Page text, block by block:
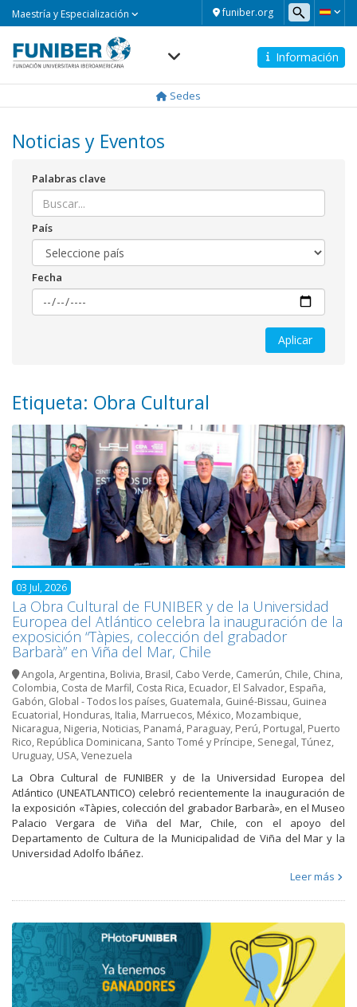
funiber.org
Maestría y Especialización
Información
Sedes
Noticias y Eventos
Palabras clave
País
Fecha
Etiqueta: Obra Cultural
03 Jul, 2026
La Obra Cultural de FUNIBER y de la Universidad
Europea del Atlántico celebra la inauguración de la
exposición “Tàpies, colección del grabador
Barbarà” en Viña del Mar, Chile
Angola,Argentina, Bolivia, Brasil, Cabo Verde, Camerún, Chile, China,
Colombia, Costa de Marfil, Costa Rica, Ecuador, El Salvador, España,
Gabón, Global - Todos los países, Guatemala, Guiné-Bissau, Guinea
Ecuatorial, Honduras, Italia, Marruecos, México, Mozambique,
Nicaragua, Nigeria, Noticias, Panamá, Paraguay, Perú, Portugal, Puerto
Rico, República Dominicana, Santo Tomé y Príncipe, Senegal,Túnez,
Uruguay, USA,Venezuela
La Obra Cultural de FUNIBER y de la Universidad Europea del
Atlántico (UNEATLANTICO) celebró recientemente la inauguración de
la exposición «Tàpies, colección del grabador Barbarà», en el Museo
Palacio Vergara de Viña del Mar, Chile, con el apoyo del
Departamento de Cultura de la Municipalidad de Viña del Mar y la
Universidad Adolfo Ibáñez.
Leer más